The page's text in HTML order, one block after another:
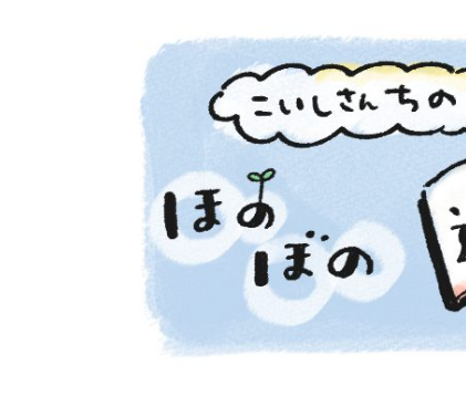
小学3年生
小学5年生
小学6年生
そだち＆まなび
ワーク・ドリル
幼稚園・保育園
科学・プログラミング
教育・学習
自由研究・工作
こそだて生活
ファッション・美容
行事・イベント
親子でいっしょに